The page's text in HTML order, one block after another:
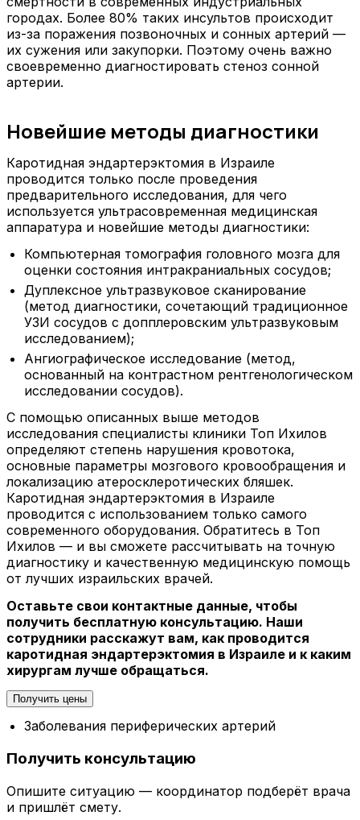
городах. Более 80% таких инсультов происходит
из-за поражения позвоночных и сонных артерий —
их сужения или закупорки. Поэтому очень важно
своевременно диагностировать стеноз сонной
артерии.
Новейшие методы диагностики
Каротидная эндартерэктомия в Израиле
проводится только после проведения
предварительного исследования, для чего
используется ультрасовременная медицинская
аппаратура и новейшие методы диагностики:
Компьютерная томография головного мозга для
оценки состояния интракраниальных сосудов;
Дуплексное ультразвуковое сканирование
(метод диагностики, сочетающий традиционное
УЗИ сосудов с допплеровским ультразвуковым
исследованием);
Ангиографическое исследование (метод,
основанный на контрастном рентгенологическом
исследовании сосудов).
С помощью описанных выше методов
исследования специалисты клиники Топ Ихилов
определяют степень нарушения кровотока,
основные параметры мозгового кровообращения и
локализацию атеросклеротических бляшек.
Каротидная эндартерэктомия в Израиле
проводится с использованием только самого
современного оборудования. Обратитесь в Топ
Ихилов — и вы сможете рассчитывать на точную
диагностику и качественную медицинскую помощь
от лучших израильских врачей.
Оставьте свои контактные данные, чтобы
получить бесплатную консультацию. Наши
сотрудники расскажут вам, как проводится
каротидная эндартерэктомия в Израиле и к каким
хирургам лучше обращаться.
Получить цены
Заболевания периферических артерий
Получить консультацию
Опишите ситуацию — координатор подберёт врача
и пришлёт смету.